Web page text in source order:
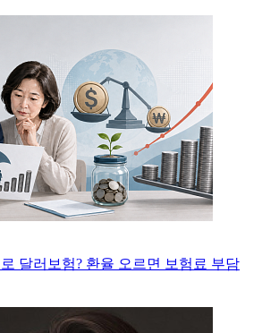
달러보험? 환율 오르면 보험료 부담